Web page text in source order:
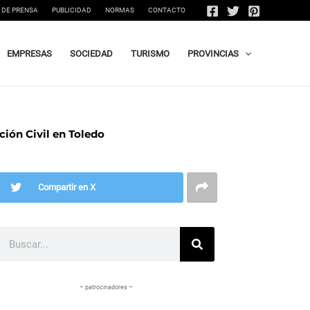
PRENSA PUBLICIDAD NORMAS CONTACTO
EMPRESAS SOCIEDAD TURISMO PROVINCIAS
Civil en Toledo
Compartir en X
– patrocinadores –